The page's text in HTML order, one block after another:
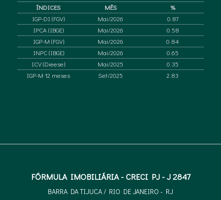
ÍNDICES MÊS
%
IGP-DI (FGV)
Mai/2026
0.87
IPCA (IBGE)
Mai/2026
0.58
IGP-M (FGV)
Mai/2026
0.84
INPC (IBGE)
Mai/2026
0.65
ICV (Dieese)
Mai/2025
0.35
IGP-M 12 meses
Set/2025 2.83
FÓRMULA IMOBILIÁRIA - CRECI PJ - J 2847
BARRA DA TIJUCA / RIO DE JANEIRO - RJ